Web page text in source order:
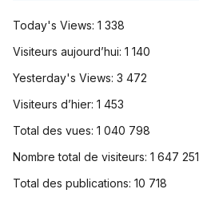
Today's Views: 1 338
Visiteurs aujourd’hui: 1 140
Yesterday's Views: 3 472
Visiteurs d’hier: 1 453
Total des vues: 1 040 798
Nombre total de visiteurs: 1 647 251
Total des publications: 10 718